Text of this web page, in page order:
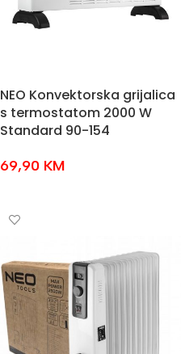
NEO Konvektorska grijalica
s termostatom 2000 W
Standard 90-154
69,90 KM